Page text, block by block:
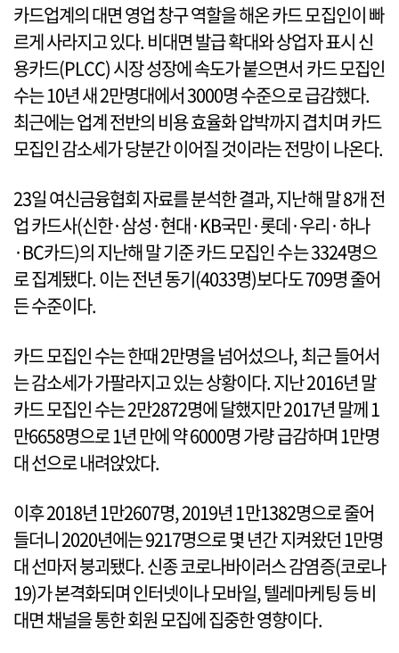
카드업계의 대면 영업 창구 역할을 해온 카드 모집인이 빠
르게 사라지고 있다. 비대면 발급 확대와 상업자 표시 신
용카드(PLCC) 시장 성장에 속도가 붙으면서 카드 모집인
수는 10년 새 2만명대에서 3000명 수준으로 급감했다.
최근에는 업계 전반의 비용 효율화 압박까지 겹치며 카드
모집인 감소세가 당분간 이어질 것이라는 전망이 나온다.
23일 여신금융협회 자료를 분석한 결과, 지난해 말 8개 전
업 카드사(신한·삼성·현대·KB국민·롯데·우리·하나
·BC카드)의 지난해 말 기준 카드 모집인 수는 3324명으
로 집계됐다. 이는 전년 동기(4033명)보다도 709명 줄어
든 수준이다.
카드 모집인 수는 한때 2만명을 넘어섰으나, 최근 들어서
는 감소세가 가팔라지고 있는 상황이다. 지난 2016년 말
카드 모집인 수는 2만2872명에 달했지만 2017년 말께 1
만6658명으로 1년 만에 약 6000명 가량 급감하며 1만명
대 선으로 내려앉았다.
이후 2018년 1만2607명, 2019년 1만1382명으로 줄어
들더니 2020년에는 9217명으로 몇 년간 지켜왔던 1만명
대 선마저 붕괴됐다. 신종 코로나바이러스 감염증(코로나
19)가 본격화되며 인터넷이나 모바일, 텔레마케팅 등 비
대면 채널을 통한 회원 모집에 집중한 영향이다.